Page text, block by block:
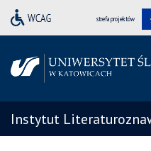
strefa projektów
Instytut